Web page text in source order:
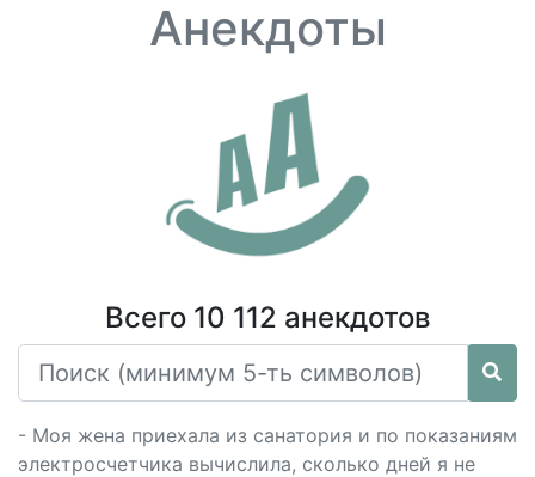
Анекдоты
Всего 10 112 анекдотов
- Моя жена приехала из санатория и по показаниям
электросчетчика вычислила, сколько дней я не